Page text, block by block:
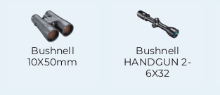
Bushnell
10X50mm
Bushnell
HANDGUN 2-
6X32